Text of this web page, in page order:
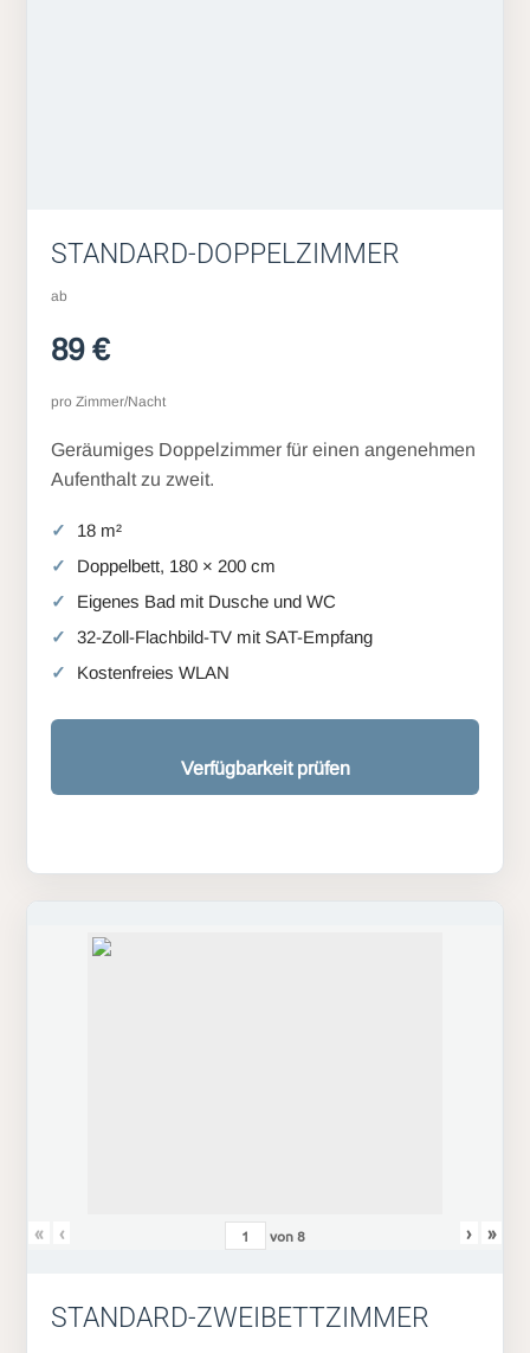
STANDARD-DOPPELZIMMER
ab
89 €
pro Zimmer/Nacht
Geräumiges Doppelzimmer für einen angenehmen
Aufenthalt zu zweit.
18 m²
Doppelbett, 180 × 200 cm
Eigenes Bad mit Dusche und WC
32-Zoll-Flachbild-TV mit SAT-Empfang
Kostenfreies WLAN
Verfügbarkeit prüfen
« ‹ von8 › »
STANDARD-ZWEIBETTZIMMER